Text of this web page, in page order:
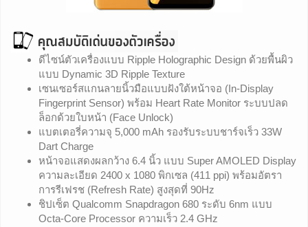
ดีไซน์ตัวเครื่องแบบ Ripple Holographic Design ด้วยพื้นผิว
แบบ Dynamic 3D Ripple Texture
เซนเซอร์สแกนลายนิ้วมือแบบฝังใต้หน้าจอ (In-Display
Fingerprint Sensor) พร้อม Heart Rate Monitor ระบบปลด
ล็อกด้วยใบหน้า (Face Unlock)
แบตเตอรี่ความจุ 5,000 mAh รองรับระบบชาร์จเร็ว 33W
Dart Charge
หน้าจอแสดงผลกว้าง 6.4 นิ้ว แบบ Super AMOLED Display
ความละเอียด 2400 x 1080 พิกเซล (411 ppi) พร้อมอัตรา
การรีเฟรช (Refresh Rate) สูงสุดที่ 90Hz
ชิปเซ็ต Qualcomm Snapdragon 680 ระดับ 6nm แบบ
Octa-Core Processor ความเร็ว 2.4 GHz